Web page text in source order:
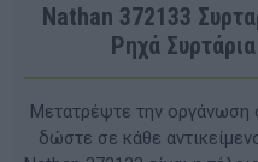
Nathan 372133
Ρηχά
Μετατρέψτε την οργάνωση
δώστε σε κάθε